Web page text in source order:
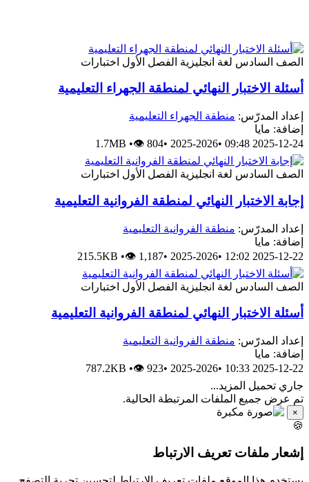
السادس لغة انجليزية الفصل الأول اختبارات
الاختبار النهائي لمنطقة الجهراء التعليمية
المدرّس: منطقة الجهراء التعليمية
مايا
2025-12-24
•
2025-2026
•
1.7MB •👁 804
السادس لغة انجليزية الفصل الأول اختبارات
الاختبار النهائي لمنطقة الفروانية التعليمية
المدرّس: منطقة الفروانية التعليمية
مايا
2025-12-22
•
2025-2026
•
215.5KB •👁 1,187
السادس لغة انجليزية الفصل الأول اختبارات
الاختبار النهائي لمنطقة الفروانية التعليمية
المدرّس: منطقة الفروانية التعليمية
مايا
2025-12-22
•
2025-2026
•
787.2KB •👁 923
تحميل المزيد...
عرض جميع الملفات المرتبطة الحالية.
ملفات تعريف الارتباط